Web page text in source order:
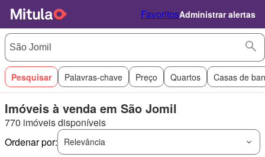
FavoritosAdministrar alertas
Pesquisar Palavras-chave Preço Quartos Casas de
Imóveis à venda em São Jomil
770 imóveis disponíveis
Ordenar por:
Relevância